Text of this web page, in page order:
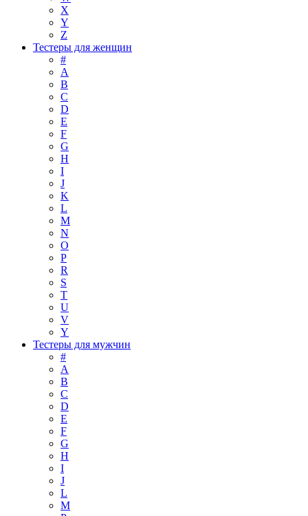
X
Y
Z
Тестеры для женщин
#
A
B
C
D
E
F
G
H
I
J
K
L
M
N
O
P
R
S
T
U
V
Y
Тестеры для мужчин
#
A
B
C
D
E
F
G
H
I
J
L
M